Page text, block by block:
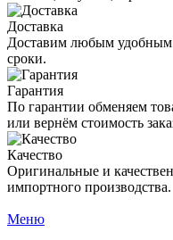
Доставка
Доставим любым удобным
сроки.
Гарантия
По гарантии обменяем
или вернём стоимость
Качество
Оригинальные и
импортного производства.
Меню